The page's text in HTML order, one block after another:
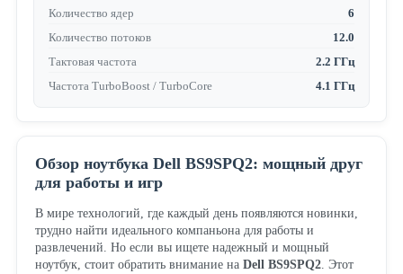
Количество ядер
6
Количество потоков
12.0
Тактовая частота
2.2 ГГц
Частота TurboBoost / TurboCore
4.1 ГГц
Обзор ноутбука Dell BS9SPQ2: мощный друг
для работы и игр
В мире технологий, где каждый день появляются новинки,
трудно найти идеального компаньона для работы и
развлечений. Но если вы ищете надежный и мощный
ноутбук, стоит обратить внимание на Dell BS9SPQ2. Этот